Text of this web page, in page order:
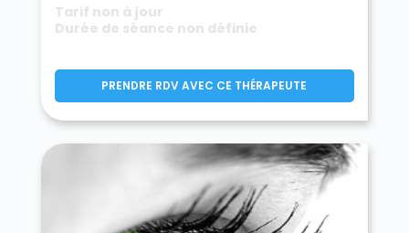
Tarif non à jour
Durée de séance non définie
PRENDRE RDV AVEC CE THÉRAPEUTE